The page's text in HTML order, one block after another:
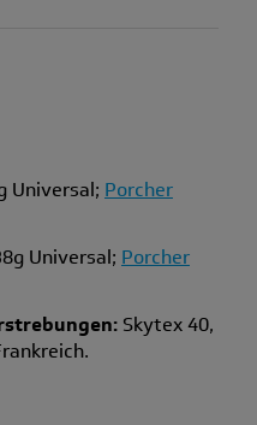
Universal; Porcher
Universal; Porcher
Skytex 40,